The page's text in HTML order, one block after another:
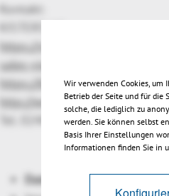
Kontakt:
https://viewer.kisters.de
sales-viewer(at)kisters.de
https://blog.kisters.de
http://www.youtube.com/
Tel. 02408-9385-517
Datenformate:
Wir verwenden Cookies, um
Betrieb der Seite und für
solche, die lediglich zu
werden. Sie können selbst
Basis Ihrer Einstellungen
Informationen finden Sie in